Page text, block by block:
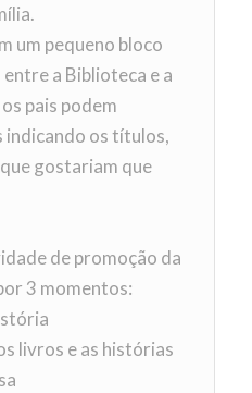
um pequeno bloco
a Biblioteca e a
pais podem
indicando os títulos,
gostariam que
de promoção da
3 momentos:
livros e as histórias